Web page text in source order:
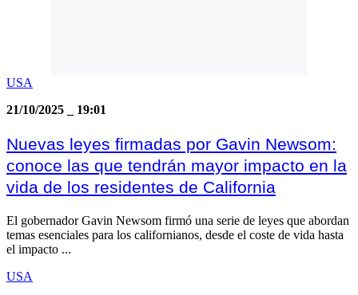
USA
21/10/2025
19:01
Nuevas leyes firmadas por Gavin Newsom:
conoce las que tendrán mayor impacto en la
vida de los residentes de California
El gobernador Gavin Newsom firmó una serie de leyes que abordan
temas esenciales para los californianos, desde el coste de vida hasta
el impacto ...
USA